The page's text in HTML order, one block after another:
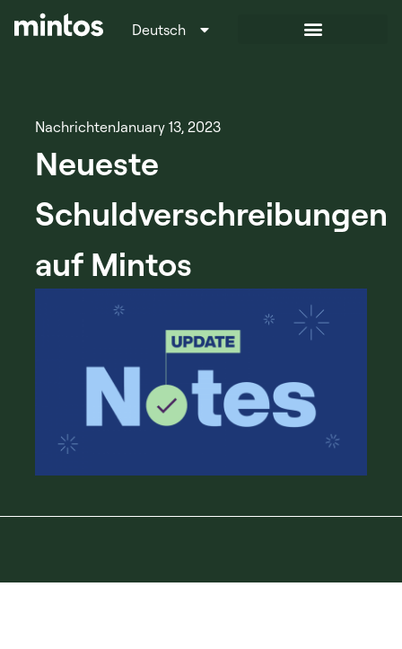
Deutsch
Italiano
NachrichtenJanuary 13, 2023
Neueste
Schuldverschreibungen
auf Mintos